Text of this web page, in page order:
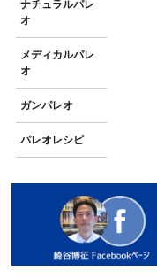
ナチュラルパレ
オ
メディカルパレ
オ
ガンパレオ
パレオレシピ